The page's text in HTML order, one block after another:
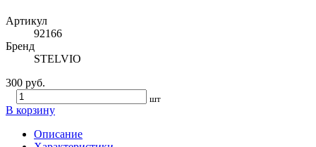
Артикул
92166
Бренд
STELVIO
300 руб.
шт
В корзину
Описание